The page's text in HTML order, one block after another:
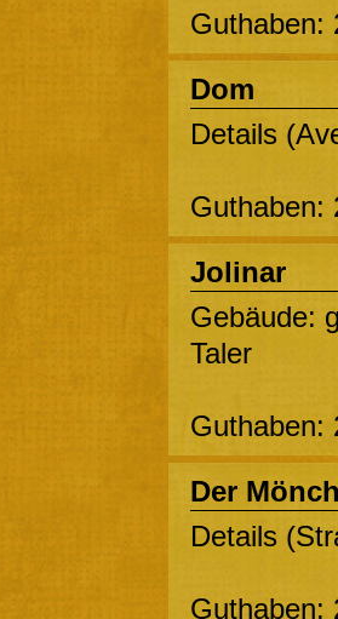
Guthaben:
Dom
Details
Guthaben:
Jolinar
Gebäude:
Taler
Guthaben:
Der
Details
Guthaben: